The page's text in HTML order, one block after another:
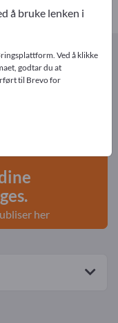
>>
her
å bruke lenken i
Ved å klikke
godtar du at
til Brevo for